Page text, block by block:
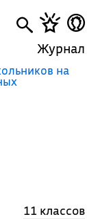
Журнал
на
11 классов